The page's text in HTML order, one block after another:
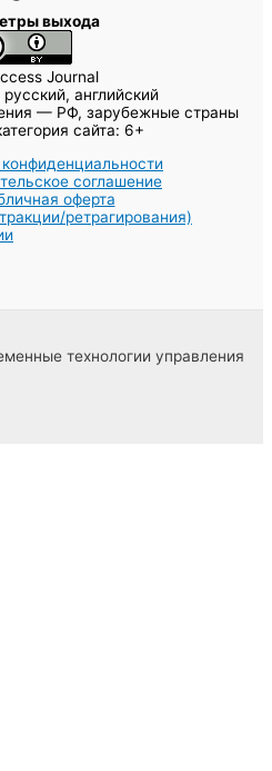
выхода
Journal
английский
— РФ, зарубежные страны
сайта: 6+
соглашение
оферта
ретрагирования)
технологии управления